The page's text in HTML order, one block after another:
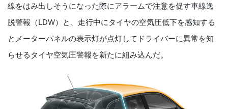
線をはみ出しそうになった際にアラームで注意を促す車線逸
脱警報（LDW）と、走行中にタイヤの空気圧低下を感知する
とメーターパネルの表示灯が点灯してドライバーに異常を知
らせるタイヤ空気圧警報を新たに組み込んだ。